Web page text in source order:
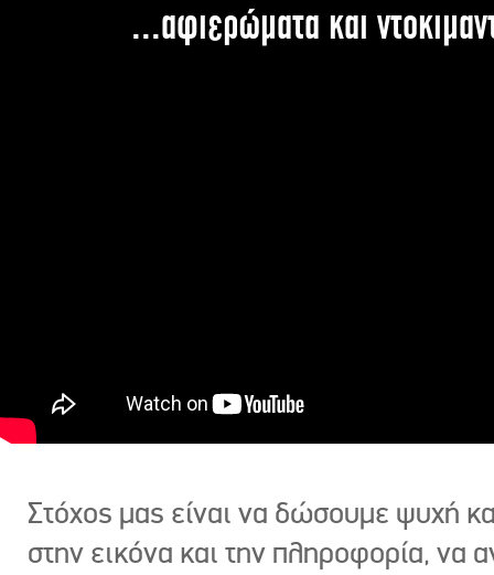
...αφιερώματα και
Στόχος μας είναι να δώσουμε ψυχή
στην εικόνα και την πληροφορία, να